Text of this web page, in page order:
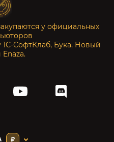
у официальных
1С-СофтКлаб, Бука, Новый
₽